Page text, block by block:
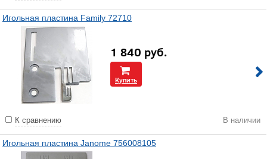
Игольная пластина Family 72710
1 840 руб.
Купить
К сравнению В наличии
Игольная пластина Janome 756008105